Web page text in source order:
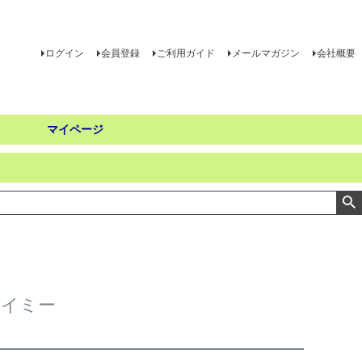
ログイン 会員登録 ご利用ガイド メールマガジン 会社概要
マイページ
ミー